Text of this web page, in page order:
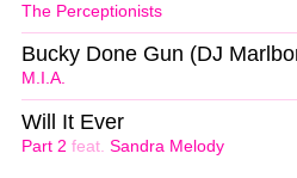
The Perceptionists
M.I.A.
Bucky Done Gun (DJ
Part 2 feat. Sandra Melody
Will It Ever